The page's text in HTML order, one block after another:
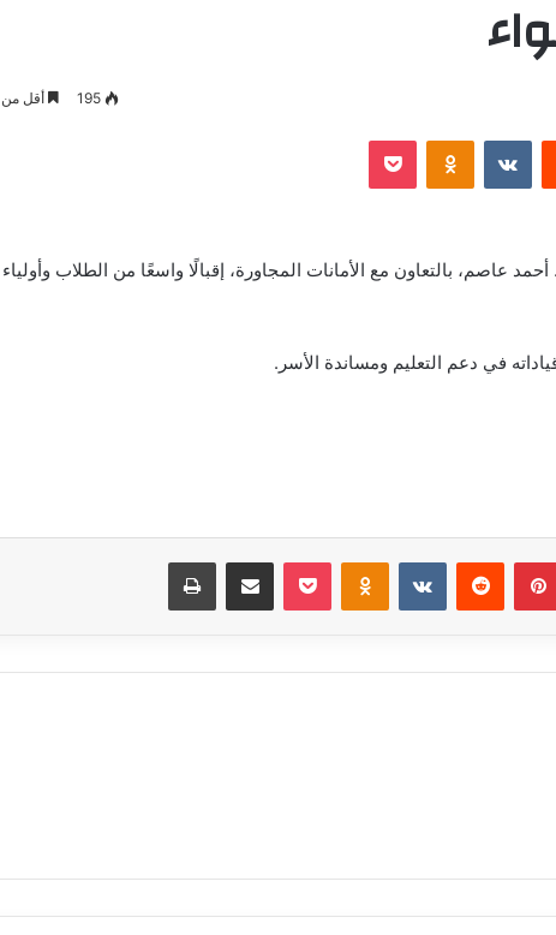
195 أقل من
‏Reddit
‏VKontakte
Odnoklassniki بوكيت
عاصم، بالتعاون مع الأمانات المجاورة، إقبالًا واسعًا من الطلاب وأولياء
في دعم التعليم ومساندة الأسر.
بينتيريست ‏Reddit
‏VKontakte
Odnoklassniki بوكيت مشاركة عبر البريد طباعة